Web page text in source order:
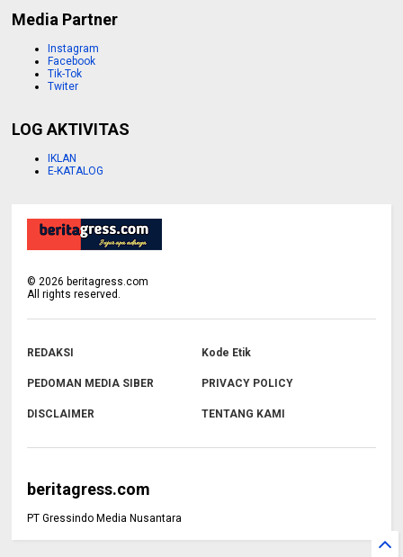
Media Partner
Instagram
Facebook
Tik-Tok
Twiter
LOG AKTIVITAS
IKLAN
E-KATALOG
©2026 beritagress.com
All rights reserved.
REDAKSI Kode Etik
PEDOMAN MEDIA SIBER PRIVACY POLICY
DISCLAIMER TENTANG KAMI
beritagress.com
PT Gressindo Media Nusantara